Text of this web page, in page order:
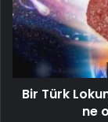
Bir Türk
ne